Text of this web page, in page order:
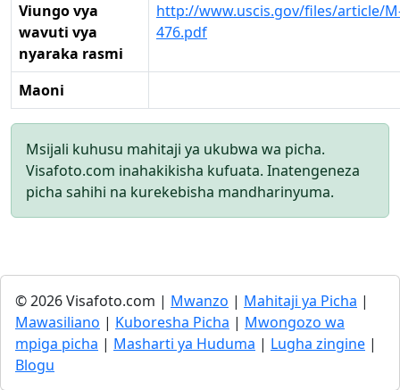
Viungo vya
wavuti vya
nyaraka rasmi
http://www.uscis.gov/files/article/
476.pdf
Maoni
Msijali kuhusu mahitaji ya ukubwa wa picha.
Visafoto.com inahakikisha kufuata. Inatengeneza
picha sahihi na kurekebisha mandharinyuma.
© 2026 Visafoto.com | Mwanzo | Mahitaji ya Picha |
Mawasiliano | Kuboresha Picha | Mwongozo wa
mpiga picha | Masharti ya Huduma | Lugha zingine |
Blogu